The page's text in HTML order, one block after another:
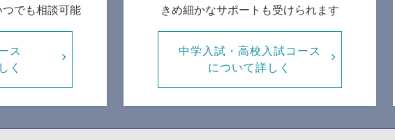
でも相談可能
ス
く
きめ細かなサポートも受けられます
中学入試・高校入試コース
について詳しく